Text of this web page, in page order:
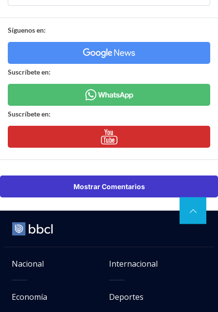
Síguenos en:
Suscríbete en:
Suscríbete en:
Mostrar Comentarios
Nacional Internacional
Economía Deportes